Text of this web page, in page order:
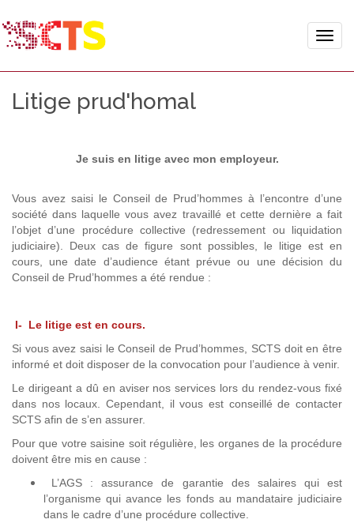
Toggle
Litige prud'homal
Je suis en litige avec mon employeur.
Vous avez saisi le Conseil de Prud’hommes à l’encontre d’une
société dans laquelle vous avez travaillé et cette dernière a fait
l’objet d’une procédure collective (redressement ou liquidation
judiciaire). Deux cas de figure sont possibles, le litige est en
cours, une date d’audience étant prévue ou une décision du
Conseil de Prud’hommes a été rendue :
I- Le litige est en cours.
Si vous avez saisi le Conseil de Prud’hommes, SCTS doit en être
informé et doit disposer de la convocation pour l’audience à venir.
Le dirigeant a dû en aviser nos services lors du rendez-vous fixé
dans nos locaux. Cependant, il vous est conseillé de contacter
SCTS afin de s’en assurer.
Pour que votre saisine soit régulière, les organes de la procédure
doivent être mis en cause :
L’AGS : assurance de garantie des salaires qui est
l’organisme qui avance les fonds au mandataire judiciaire
dans le cadre d’une procédure collective.